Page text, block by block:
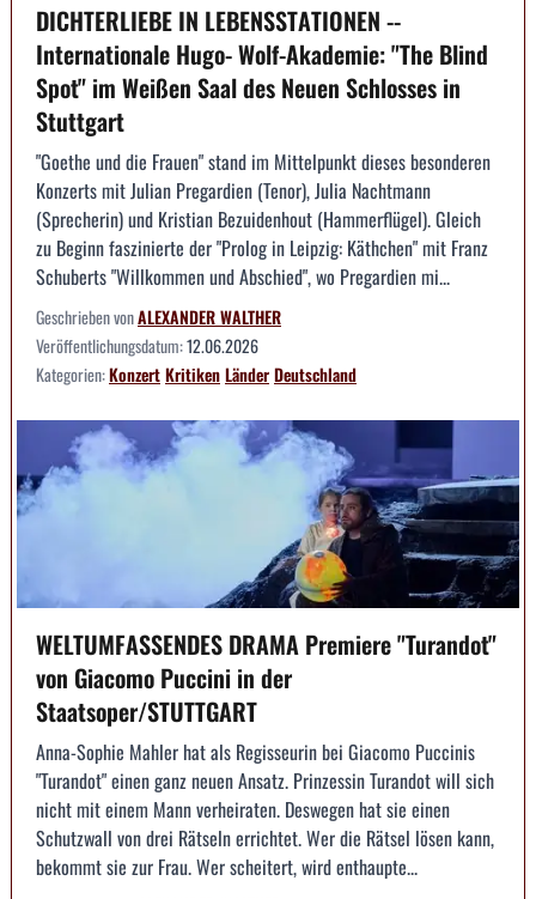
DICHTERLIEBE IN LEBENSSTATIONEN --
Internationale Hugo- Wolf-Akademie: "The Blind
Spot" im Weißen Saal des Neuen Schlosses in
Stuttgart
"Goethe und die Frauen" stand im Mittelpunkt dieses besonderen
Konzerts mit Julian Pregardien (Tenor), Julia Nachtmann
(Sprecherin) und Kristian Bezuidenhout (Hammerflügel). Gleich
zu Beginn faszinierte der "Prolog in Leipzig: Käthchen" mit Franz
Schuberts "Willkommen und Abschied", wo Pregardien mi...
Geschrieben vonALEXANDER WALTHER
Veröffentlichungsdatum:12.06.2026
Kategorien:KonzertKritikenLänderDeutschland
WELTUMFASSENDES DRAMA Premiere "Turandot"
von Giacomo Puccini in der
Staatsoper/STUTTGART
Anna-Sophie Mahler hat als Regisseurin bei Giacomo Puccinis
"Turandot" einen ganz neuen Ansatz. Prinzessin Turandot will sich
nicht mit einem Mann verheiraten. Deswegen hat sie einen
Schutzwall von drei Rätseln errichtet. Wer die Rätsel lösen kann,
bekommt sie zur Frau. Wer scheitert, wird enthaupte...